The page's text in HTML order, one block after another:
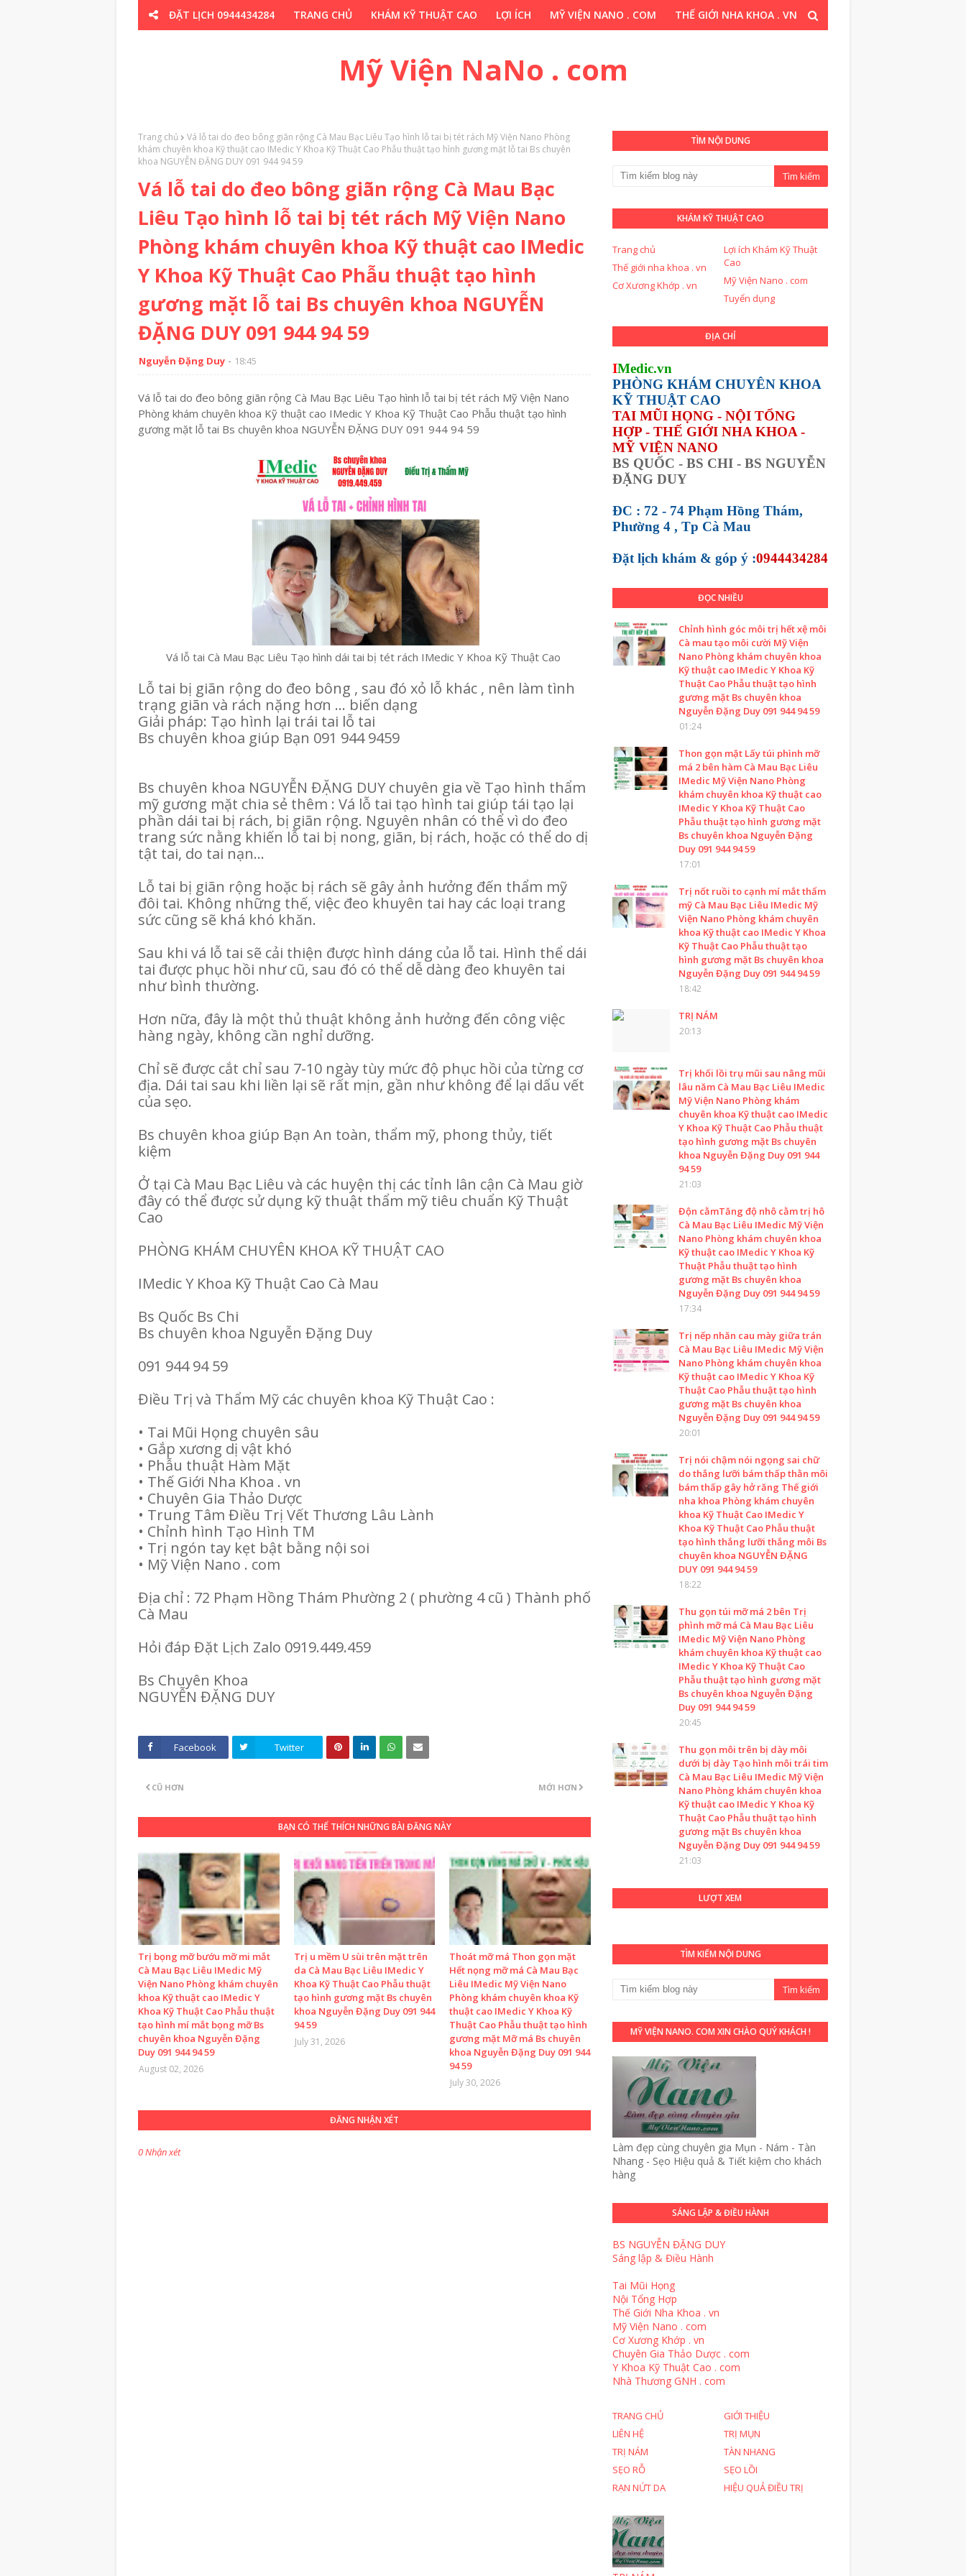
ĐẶT LỊCH 0944434284 TRANG CHỦ KHÁM KỸ THUẬT CAO LỢI ÍCH MỸ VIỆN NANO . COM THẾ GIỚI NHA KHOA . VN
Mỹ Viện NaNo . com
Trang chủ
Vá lỗ tai do đeo bông giãn rộng Cà Mau Bạc Liêu Tạo hình lỗ tai bị tét rách Mỹ Viện Nano Phòng
khám chuyên khoa Kỹ thuật cao IMedic Y Khoa Kỹ Thuật Cao Phẫu thuật tạo hình gương mặt lỗ tai Bs chuyên
khoa NGUYỄN ĐẶNG DUY 091 944 94 59
Vá lỗ tai do đeo bông giãn rộng Cà Mau Bạc
Liêu Tạo hình lỗ tai bị tét rách Mỹ Viện Nano
Phòng khám chuyên khoa Kỹ thuật cao IMedic
Y Khoa Kỹ Thuật Cao Phẫu thuật tạo hình
gương mặt lỗ tai Bs chuyên khoa NGUYỄN
ĐẶNG DUY 091 944 94 59
Nguyễn Đặng Duy 18:45
Vá lỗ tai do đeo bông giãn rộng Cà Mau Bạc Liêu Tạo hình lỗ tai bị tét rách Mỹ Viện Nano
Phòng khám chuyên khoa Kỹ thuật cao IMedic Y Khoa Kỹ Thuật Cao Phẫu thuật tạo hình
gương mặt lỗ tai Bs chuyên khoa NGUYỄN ĐẶNG DUY 091 944 94 59
Vá lỗ tai Cà Mau Bạc Liêu Tạo hình dái tai bị tét rách IMedic Y Khoa Kỹ Thuật Cao
Lỗ tai bị giãn rộng do đeo bông , sau đó xỏ lỗ khác , nên làm tình
trạng giãn và rách nặng hơn ... biến dạng
Giải pháp: Tạo hình lại trái tai lỗ tai
Bs chuyên khoa giúp Bạn 091 944 9459
Bs chuyên khoa NGUYỄN ĐẶNG DUY chuyên gia về Tạo hình thẩm
mỹ gương mặt chia sẻ thêm : Vá lỗ tai tạo hình tai giúp tái tạo lại
phần dái tai bị rách, bị giãn rộng. Nguyên nhân có thể vì do đeo
trang sức nằng khiến lỗ tai bị nong, giãn, bị rách, hoặc có thể do dị
tật tai, do tai nạn…
Lỗ tai bị giãn rộng hoặc bị rách sẽ gây ảnh hưởng đến thẩm mỹ
đôi tai. Không những thế, việc đeo khuyên tai hay các loại trang
sức cũng sẽ khá khó khăn.
Sau khi vá lỗ tai sẽ cải thiện được hình dáng của lỗ tai. Hình thể dái
tai được phục hồi như cũ, sau đó có thể dễ dàng đeo khuyên tai
như bình thường.
Hơn nữa, đây là một thủ thuật không ảnh hưởng đến công việc
hàng ngày, không cần nghỉ dưỡng.
Chỉ sẽ được cắt chỉ sau 7-10 ngày tùy mức độ phục hồi của từng cơ
địa. Dái tai sau khi liền lại sẽ rất mịn, gần như không để lại dấu vết
của sẹo.
Bs chuyên khoa giúp Bạn An toàn, thẩm mỹ, phong thủy, tiết
kiệm
Ở tại Cà Mau Bạc Liêu và các huyện thị các tỉnh lân cận Cà Mau giờ
đây có thể được sử dụng kỹ thuật thẩm mỹ tiêu chuẩn Kỹ Thuật
Cao
PHÒNG KHÁM CHUYÊN KHOA KỸ THUẬT CAO
IMedic Y Khoa Kỹ Thuật Cao Cà Mau
Bs Quốc Bs Chi
Bs chuyên khoa Nguyễn Đặng Duy
091 944 94 59
Điều Trị và Thẩm Mỹ các chuyên khoa Kỹ Thuật Cao :
• Tai Mũi Họng chuyên sâu
• Gắp xương dị vật khó
• Phẫu thuật Hàm Mặt
• Thế Giới Nha Khoa . vn
• Chuyên Gia Thảo Dược
• Trung Tâm Điều Trị Vết Thương Lâu Lành
• Chỉnh hình Tạo Hình TM
• Trị ngón tay kẹt bật bằng nội soi
• Mỹ Viện Nano . com
Địa chỉ : 72 Phạm Hồng Thám Phường 2 ( phường 4 cũ ) Thành phố
Cà Mau
Hỏi đáp Đặt Lịch Zalo 0919.449.459
Bs Chuyên Khoa
NGUYỄN ĐẶNG DUY
Facebook Twitter
MỚI HƠN
CŨ HƠN
BẠN CÓ THỂ THÍCH NHỮNG BÀI ĐĂNG NÀY
Trị bọng mỡ bướu mỡ mi mắt
Cà Mau Bạc Liêu IMedic Mỹ
Viện Nano Phòng khám chuyên
khoa Kỹ thuật cao IMedic Y
Khoa Kỹ Thuật Cao Phẫu thuật
tạo hình mí mắt bọng mỡ Bs
chuyên khoa Nguyễn Đặng
Duy 091 944 94 59
August 02, 2026
Trị u mềm U sùi trên mặt trên
da Cà Mau Bạc Liêu IMedic Y
Khoa Kỹ Thuật Cao Phẫu thuật
tạo hình gương mặt Bs chuyên
khoa Nguyễn Đặng Duy 091 944
94 59
July 31, 2026
Thoát mỡ má Thon gọn mặt
Hết nọng mỡ má Cà Mau Bạc
Liêu IMedic Mỹ Viện Nano
Phòng khám chuyên khoa Kỹ
thuật cao IMedic Y Khoa Kỹ
Thuật Cao Phẫu thuật tạo hình
gương mặt Mỡ má Bs chuyên
khoa Nguyễn Đặng Duy 091 944
94 59
July 30, 2026
ĐĂNG NHẬN XÉT
0 Nhận xét
TÌM NỘI DUNG
KHÁM KỸ THUẬT CAO
Trang chủ
Lợi ích Khám Kỹ Thuật
Cao
Thế giới nha khoa . vn
Mỹ Viện Nano . com
Cơ Xương Khớp . vn
Tuyển dụng
ĐỊA CHỈ
IMedic.vn
PHÒNG KHÁM CHUYÊN KHOA
KỸ THUẬT CAO
TAI MŨI HỌNG - NỘI TỔNG
HỢP - THẾ GIỚI NHA KHOA -
MỸ VIỆN NANO
BS QUỐC - BS CHI - BS NGUYỄN
ĐẶNG DUY
ĐC : 72 - 74 Phạm Hồng Thám,
Phường 4 , Tp Cà Mau
Đặt lịch khám & góp ý :0944434284
ĐỌC NHIỀU
Chỉnh hình góc môi trị hết xệ môi
Cà mau tạo môi cười Mỹ Viện
Nano Phòng khám chuyên khoa
Kỹ thuật cao IMedic Y Khoa Kỹ
Thuật Cao Phẫu thuật tạo hình
gương mặt Bs chuyên khoa
Nguyễn Đặng Duy 091 944 94 59
01:24
Thon gọn mặt Lấy túi phình mỡ
má 2 bên hàm Cà Mau Bạc Liêu
IMedic Mỹ Viện Nano Phòng
khám chuyên khoa Kỹ thuật cao
IMedic Y Khoa Kỹ Thuật Cao
Phẫu thuật tạo hình gương mặt
Bs chuyên khoa Nguyễn Đặng
Duy 091 944 94 59
17:01
Trị nốt ruồi to cạnh mí mắt thẩm
mỹ Cà Mau Bạc Liêu IMedic Mỹ
Viện Nano Phòng khám chuyên
khoa Kỹ thuật cao IMedic Y Khoa
Kỹ Thuật Cao Phẫu thuật tạo
hình gương mặt Bs chuyên khoa
Nguyễn Đặng Duy 091 944 94 59
18:42
TRỊ NÁM
20:13
Trị khối lồi trụ mũi sau nâng mũi
lâu năm Cà Mau Bạc Liêu IMedic
Mỹ Viện Nano Phòng khám
chuyên khoa Kỹ thuật cao IMedic
Y Khoa Kỹ Thuật Cao Phẫu thuật
tạo hình gương mặt Bs chuyên
khoa Nguyễn Đặng Duy 091 944
94 59
21:03
Độn cằmTăng độ nhô cằm trị hô
Cà Mau Bạc Liêu IMedic Mỹ Viện
Nano Phòng khám chuyên khoa
Kỹ thuật cao IMedic Y Khoa Kỹ
Thuật Phẫu thuật tạo hình
gương mặt Bs chuyên khoa
Nguyễn Đặng Duy 091 944 94 59
17:34
Trị nếp nhăn cau mày giữa trán
Cà Mau Bạc Liêu IMedic Mỹ Viện
Nano Phòng khám chuyên khoa
Kỹ thuật cao IMedic Y Khoa Kỹ
Thuật Cao Phẫu thuật tạo hình
gương mặt Bs chuyên khoa
Nguyễn Đặng Duy 091 944 94 59
20:01
Trị nói chậm nói ngọng sai chữ
do thắng lưỡi bám thấp thằn môi
bám thấp gây hở răng Thế giới
nha khoa Phòng khám chuyên
khoa Kỹ Thuật Cao IMedic Y
Khoa Kỹ Thuật Cao Phẫu thuật
tạo hình thắng lưỡi thắng môi Bs
chuyên khoa NGUYỄN ĐẶNG
DUY 091 944 94 59
18:22
Thu gọn túi mỡ má 2 bên Trị
phình mỡ má Cà Mau Bạc Liêu
IMedic Mỹ Viện Nano Phòng
khám chuyên khoa Kỹ thuật cao
IMedic Y Khoa Kỹ Thuật Cao
Phẫu thuật tạo hình gương mặt
Bs chuyên khoa Nguyễn Đặng
Duy 091 944 94 59
20:45
Thu gọn môi trên bị dày môi
dưới bị dày Tạo hình môi trái tim
Cà Mau Bạc Liêu IMedic Mỹ Viện
Nano Phòng khám chuyên khoa
Kỹ thuật cao IMedic Y Khoa Kỹ
Thuật Cao Phẫu thuật tạo hình
gương mặt Bs chuyên khoa
Nguyễn Đặng Duy 091 944 94 59
21:03
LƯỢT XEM
TÌM KIẾM NỘI DUNG
MỸ VIỆN NANO. COM XIN CHÀO QUÝ KHÁCH !
Làm đẹp cùng chuyên gia Mụn - Nám - Tàn
Nhang - Sẹo Hiệu quả & Tiết kiệm cho khách
hàng
SÁNG LẬP & ĐIỀU HÀNH
BS NGUYỄN ĐẶNG DUY
Sáng lập & Điều Hành
Tai Mũi Họng
Nội Tổng Hợp
Thế Giới Nha Khoa . vn
Mỹ Viện Nano . com
Cơ Xương Khớp . vn
Chuyên Gia Thảo Dược . com
Y Khoa Kỹ Thuật Cao . com
Nhà Thương GNH . com
TRANG CHỦ
GIỚI THIỆU
LIÊN HỆ
TRỊ MỤN
TRỊ NÁM
TÀN NHANG
SẸO RỖ
SẸO LỒI
RẠN NỨT DA
HIỆU QUẢ ĐIỀU TRỊ